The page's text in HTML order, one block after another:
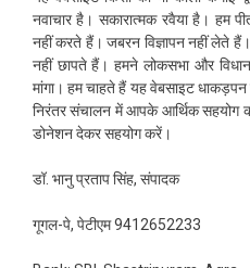
नवाचार है। सकारात्मक रवैया है। हम
नहीं करते हैं। जबरन विज्ञापन नहीं लेते
नहीं छापते हैं। हमने लोकसभा और
मांगा। हम चाहते हैं यह वेबसाइट
निरंतर संचालन में आपके आर्थिक सहयोग
डोनेशन देकर सहयोग करें।
डॉ. भानु प्रताप सिंह, संपादक
गूगल-पे, पेटीएम 9412652233